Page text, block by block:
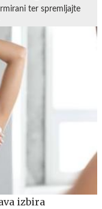
ter spremljajte
izbira